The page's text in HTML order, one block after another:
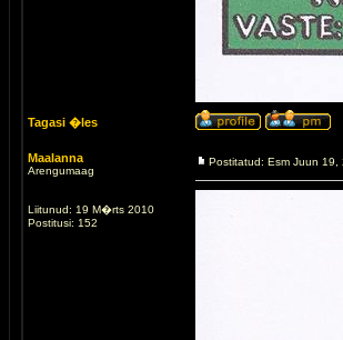
Tagasi �les
Maalanna
Arengumaag
Liitunud: 19 M�rts 2010
Postitusi: 152
Postitatud: Esm Juun 19,